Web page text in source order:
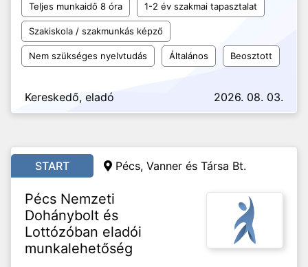
Teljes munkaidő 8 óra 1-2 év szakmai tapasztalat
Szakiskola / szakmunkás képző
Nem szükséges nyelvtudás Általános Beosztott
Kereskedő, eladó 2026. 08. 03.
START Pécs, Vanner és Társa Bt.
Pécs Nemzeti
Dohánybolt és
Lottózóban eladói
munkalehetőség